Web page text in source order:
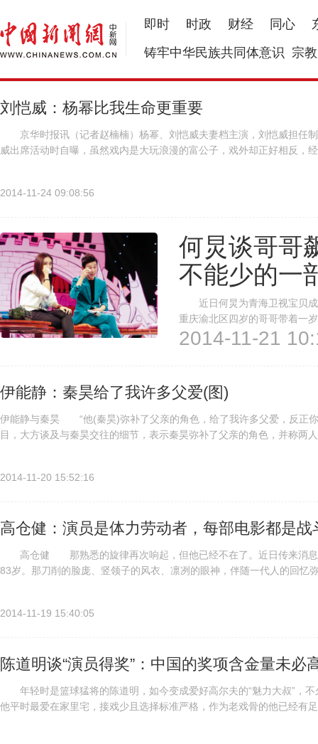
即时 时政 财经 同心
铸牢中华民族共同体意识 宗教
刘恺威：杨幂比我生命更重要
京华时报讯（记者赵楠楠）杨幂、刘恺威夫妻档主演，刘恺威担任
威出席活动时自曝，虽然戏内是大玩浪漫的富公子，戏外却正好相反
2014-11-24 09:08:56
何炅谈哥哥
不能少的一
近日何炅为青海卫视宝贝成
重庆渝北区四岁的哥哥带着一
过疲惫而瘫坐在地，哥哥则在
2014-11-21
伊能静：秦昊给了我许多父爱(图)
伊能静与秦昊 “他(秦昊)弥补了父亲的角色，给了我许多父爱，反
目，大方谈及与秦昊交往的细节，表示秦昊弥补了父亲的角色，并称两
2014-11-20 15:52:16
高仓健：演员是体力劳动者，每部电影都是战
高仓健 那熟悉的旋律再次响起，但他已经不在了。近日传来消息
83岁。那刀削的脸庞、竖领子的风衣、凛冽的眼神，伴随一代人的回
2014-11-19 15:40:05
陈道明谈“演员得奖”：中国的奖项含金量未必
年轻时是篮球猛将的陈道明，如今变成爱好高尔夫的“魅力大叔”，
他平时最爱在家里宅，接戏少且选择标准严格，作为老戏骨的他已经有